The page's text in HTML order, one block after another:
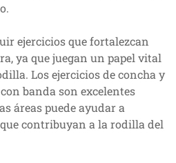
ejercicios que fortalezcan
ya que juegan un papel vital
Los ejercicios de concha y
banda son excelentes
áreas puede ayudar a
contribuyan a la rodilla del